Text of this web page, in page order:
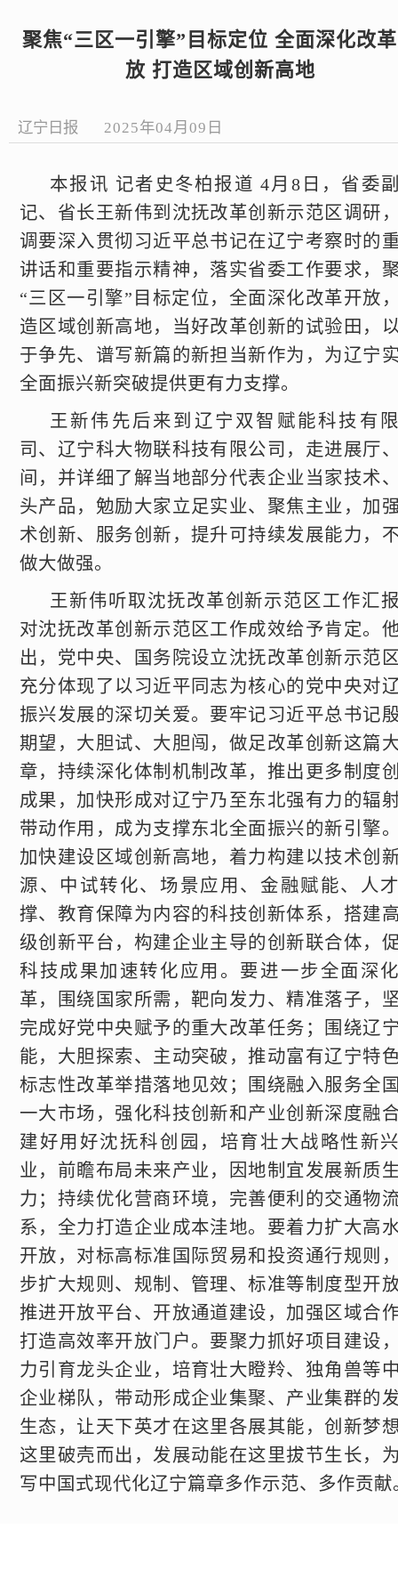
聚焦“三区一引擎”目标定位 全面深化改
放 打造区域创新高地
辽宁日报 2025年04月09日
本报讯 记者史冬柏报道 4月8日，省委
记、省长王新伟到沈抚改革创新示范区调研
调要深入贯彻习近平总书记在辽宁考察时的
讲话和重要指示精神，落实省委工作要求，
“三区一引擎”目标定位，全面深化改革开放
造区域创新高地，当好改革创新的试验田，
于争先、谱写新篇的新担当新作为，为辽宁
全面振兴新突破提供更有力支撑。
王新伟先后来到辽宁双智赋能科技有
司、辽宁科大物联科技有限公司，走进展厅
间，并详细了解当地部分代表企业当家技术
头产品，勉励大家立足实业、聚焦主业，加
术创新、服务创新，提升可持续发展能力，
做大做强。
王新伟听取沈抚改革创新示范区工作汇
对沈抚改革创新示范区工作成效给予肯定。
出，党中央、国务院设立沈抚改革创新示范
充分体现了以习近平同志为核心的党中央对
振兴发展的深切关爱。要牢记习近平总书记
期望，大胆试、大胆闯，做足改革创新这篇
章，持续深化体制机制改革，推出更多制度
成果，加快形成对辽宁乃至东北强有力的辐
带动作用，成为支撑东北全面振兴的新引擎
加快建设区域创新高地，着力构建以技术创
源、中试转化、场景应用、金融赋能、人
撑、教育保障为内容的科技创新体系，搭建
级创新平台，构建企业主导的创新联合体，
科技成果加速转化应用。要进一步全面深
革，围绕国家所需，靶向发力、精准落子，
完成好党中央赋予的重大改革任务；围绕辽
能，大胆探索、主动突破，推动富有辽宁特
标志性改革举措落地见效；围绕融入服务全
一大市场，强化科技创新和产业创新深度融
建好用好沈抚科创园，培育壮大战略性新
业，前瞻布局未来产业，因地制宜发展新质
力；持续优化营商环境，完善便利的交通物
系，全力打造企业成本洼地。要着力扩大高
开放，对标高标准国际贸易和投资通行规则
步扩大规则、规制、管理、标准等制度型开
推进开放平台、开放通道建设，加强区域合
打造高效率开放门户。要聚力抓好项目建设
力引育龙头企业，培育壮大瞪羚、独角兽等
企业梯队，带动形成企业集聚、产业集群的
生态，让天下英才在这里各展其能，创新梦
这里破壳而出，发展动能在这里拔节生长，
写中国式现代化辽宁篇章多作示范、多作贡献